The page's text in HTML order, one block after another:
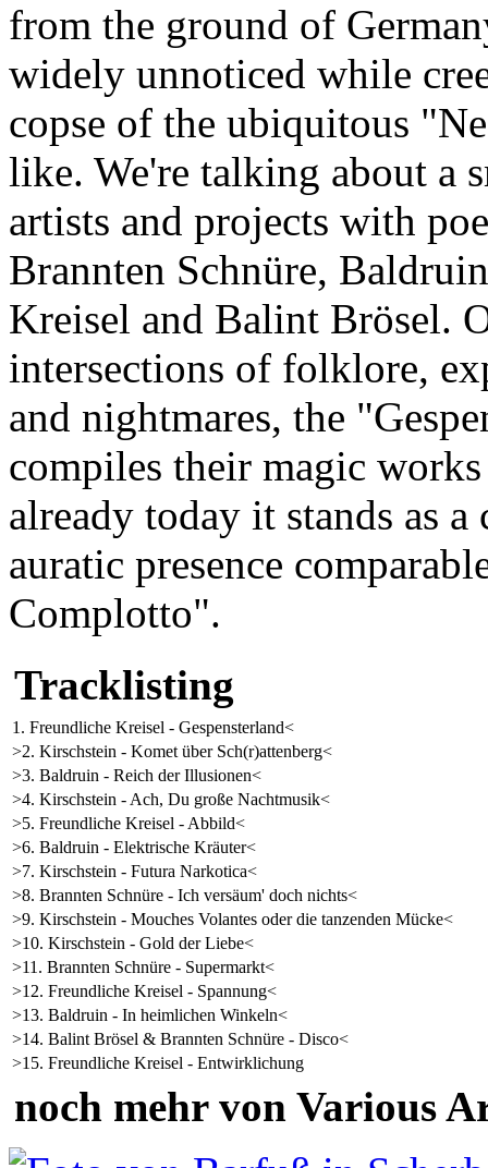
from the ground of
widely unnoticed while
copse of the ubiquitous
like. We're talking about a
artists and projects with
Brannten Schnüre,
Kreisel and Balint Brösel.
intersections of folklore,
and nightmares, the
compiles their magic
already today it stands as
auratic presence
Complotto".
Tracklisting
1. Freundliche Kreisel - Gespensterland<
>2. Kirschstein - Komet über Sch(r)attenberg<
>3. Baldruin - Reich der Illusionen<
>4. Kirschstein - Ach, Du große Nachtmusik<
>5. Freundliche Kreisel - Abbild<
>6. Baldruin - Elektrische Kräuter<
>7. Kirschstein - Futura Narkotica<
>8. Brannten Schnüre - Ich versäum' doch nichts<
>9. Kirschstein - Mouches Volantes oder die tanzenden Mücke<
>10. Kirschstein - Gold der Liebe<
>11. Brannten Schnüre - Supermarkt<
>12. Freundliche Kreisel - Spannung<
>13. Baldruin - In heimlichen Winkeln<
>14. Balint Brösel & Brannten Schnüre - Disco<
>15. Freundliche Kreisel - Entwirklichung
noch mehr von Various